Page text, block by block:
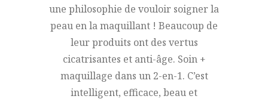
une philosophie de vouloir soigner la
peau en la maquillant ! Beaucoup de
leur produits ont des vertus
cicatrisantes et anti-âge. Soin +
maquillage dans un 2-en-1. C’est
intelligent, efficace, beau et